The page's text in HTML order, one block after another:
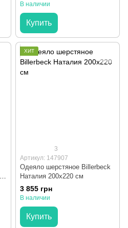
В наличии
Купить
ХИТ
3
Артикул: 147907
Одеяло шерстяное Billerbeck
Наталия 200x220 см
3 855 грн
В наличии
Купить